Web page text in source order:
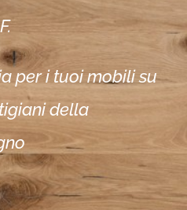
per i tuoi mobili su
della